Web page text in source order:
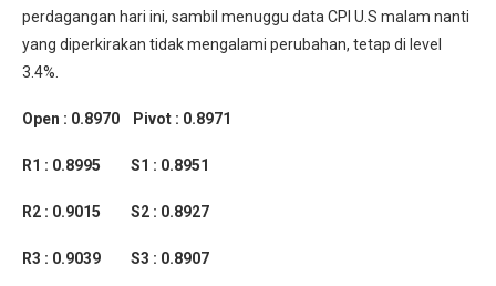
perdagangan hari ini, sambil menuggu data CPI U.S malam nanti
yang diperkirakan tidak mengalami perubahan, tetap di level
3.4%.
Open : 0.8970 Pivot : 0.8971
R1 : 0.8995 S1 : 0.8951
R2 : 0.9015 S2 : 0.8927
R3 : 0.9039 S3 : 0.8907